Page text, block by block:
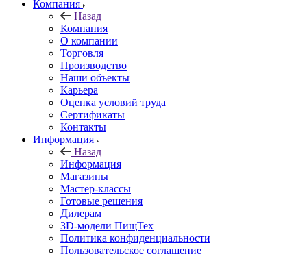
Компания
Назад
Компания
О компании
Торговля
Производство
Наши объекты
Карьера
Оценка условий труда
Сертификаты
Контакты
Информация
Назад
Информация
Магазины
Мастер-классы
Готовые решения
Дилерам
3D-модели ПищТех
Политика конфиденциальности
Пользовательское соглашение